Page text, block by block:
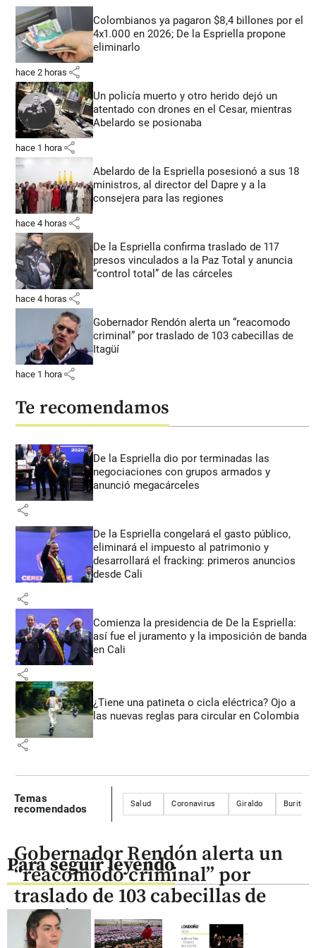
Colombianos ya pagaron $8,4 billones por el
4x1.000 en 2026; De la Espriella propone
eliminarlo
hace 2 horas share
Un policía muerto y otro herido dejó un
atentado con drones en el Cesar, mientras
Abelardo se posionaba
hace 1 hora share
Abelardo de la Espriella posesionó a sus 18
ministros, al director del Dapre y a la
consejera para las regiones
hace 4 horas share
De la Espriella confirma traslado de 117
presos vinculados a la Paz Total y anuncia
“control total” de las cárceles
hace 4 horas share
Gobernador Rendón alerta un “reacomodo
criminal” por traslado de 103 cabecillas de
Itagüí
hace 1 hora share
Te recomendamos
De la Espriella dio por terminadas las
negociaciones con grupos armados y
anunció megacárceles
share
De la Espriella congelará el gasto público,
eliminará el impuesto al patrimonio y
desarrollará el fracking: primeros anuncios
desde Cali
share
Comienza la presidencia de De la Espriella:
así fue el juramento y la imposición de banda
en Cali
share
¿Tiene una patineta o cicla eléctrica? Ojo a
las nuevas reglas para circular en Colombia
share
Temas
recomendados
Salud Coronavirus Giraldo Buriticá
Para seguir leyendo
Gobernador Rendón alerta un
“reacomodo criminal” por
traslado de 103 cabecillas de
Itagüí